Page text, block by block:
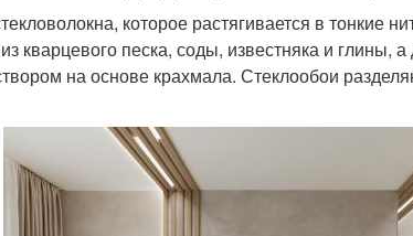
которое растягивается в тонкие
кварцевого песка, соды, известняка и
на основе крахмала. Стеклообои